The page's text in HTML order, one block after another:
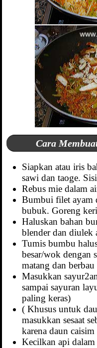
Cara
Siapkan atau iris
sawi dan taoge.
Rebus mie dalam
Bumbui filet ayam
bubuk. Goreng
Haluskan bahan
blender dan diulek
Tumis bumbu
besar/wok dengan
matang dan
Masukkan
sampai sayuran
paling keras)
( Khusus untuk
masukkan sesaat
karena daun
Kecilkan api